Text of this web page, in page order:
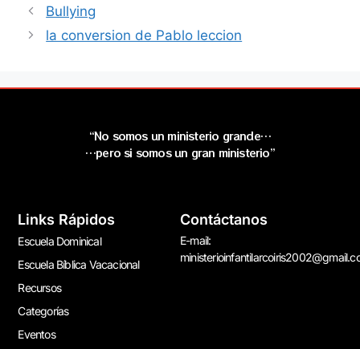
Bullying
la conversion de Pablo leccion
“No somos un ministerio grande…
…pero si somos un gran ministerio”
Links Rápidos
Escuela Dominical
Escuela Bíblica Vacacional
Recursos
Categorías
Eventos
Contáctanos
E-mail: